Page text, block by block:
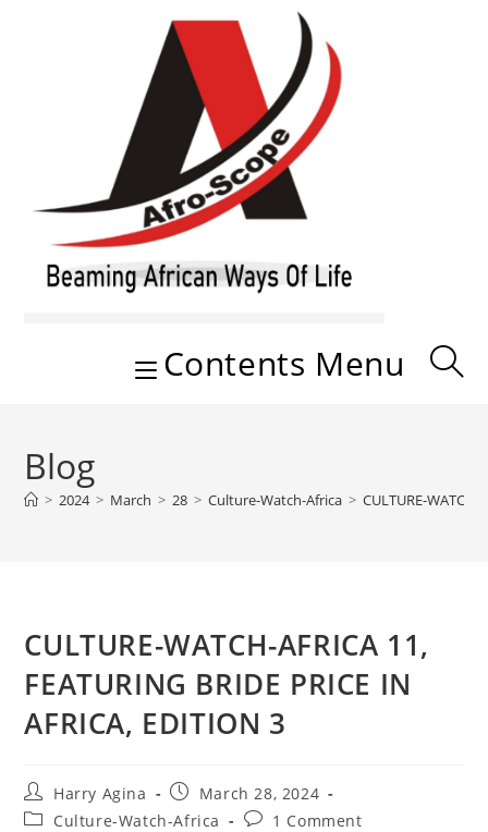
Contents Menu
Blog
> 2024 > March > 28 > Culture-Watch-Africa > CULTURE-WATCH-
CULTURE-WATCH-AFRICA 11,
FEATURING BRIDE PRICE IN
AFRICA, EDITION 3
Post
author:
Harry Agina
Post
published:
March 28, 2024
PostCulture-Watch-Africa
Post1 Comment